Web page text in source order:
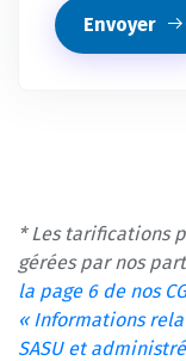
Envoyer
* Les tarifications
gérées par nos
la page 6 de nos
« Informations
SASU et